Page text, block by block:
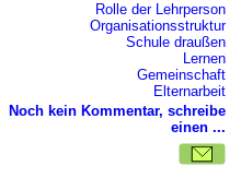
Rolle der Lehrperson
Organisationsstruktur
Schule draußen
Lernen
Gemeinschaft
Elternarbeit
Noch kein Kommentar, schreibe
einen ...